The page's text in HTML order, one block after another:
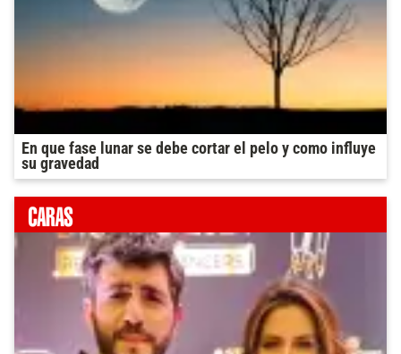
En que fase lunar se debe cortar el pelo y como influye
su gravedad